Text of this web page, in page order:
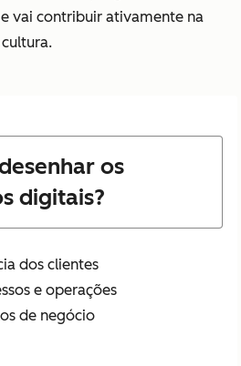
vai contribuir ativamente na
os
digitais?
dos clientes
e operações
de negócio